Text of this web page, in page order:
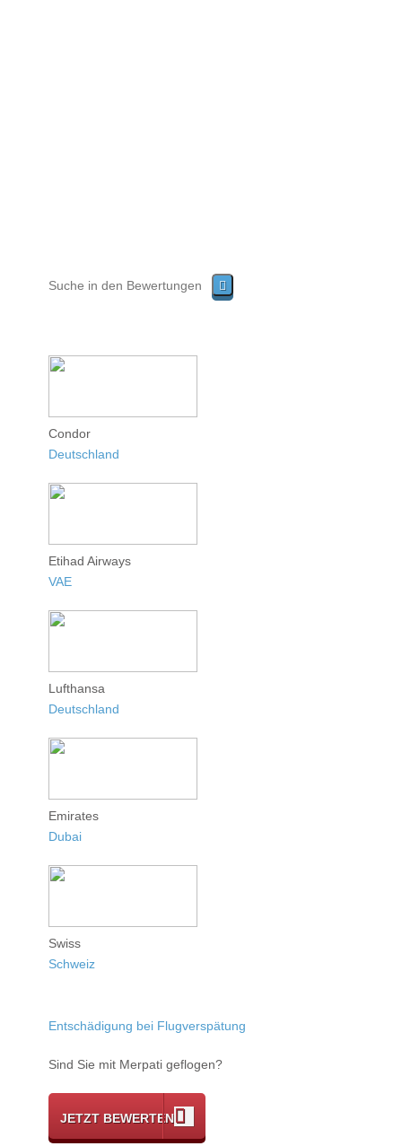
Condor
Deutschland
Etihad Airways
VAE
Lufthansa
Deutschland
Emirates
Dubai
Swiss
Schweiz
Entschädigung bei Flugverspätung
Sind Sie mit Merpati geflogen?
JETZT BEWERTEN